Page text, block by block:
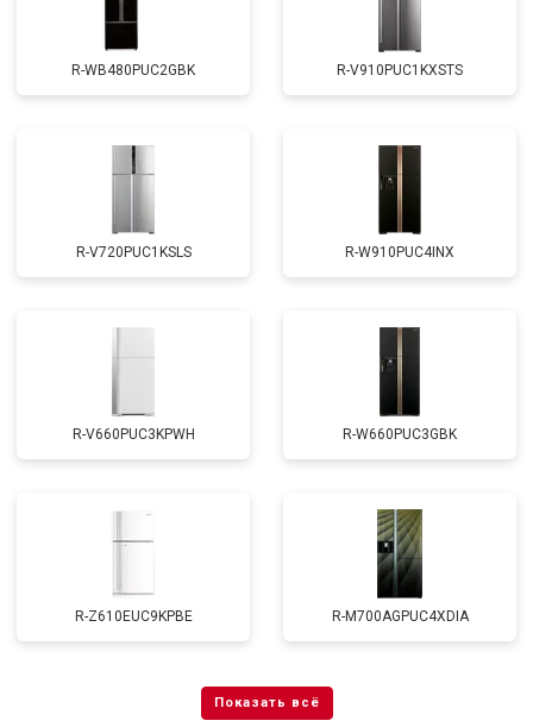
R-WB480PUC2GBK R-V910PUC1KXSTS
R-V720PUC1KSLS R-W910PUC4INX
R-V660PUC3KPWH R-W660PUC3GBK
R-Z610EUC9KPBE R-M700AGPUC4XDIA